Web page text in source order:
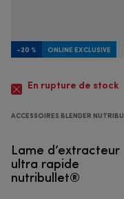
-20 % ONLINE EXCLUSIVE
En rupture de stock
ACCESSOIRES BLENDER
Lame d’extracteur
ultra rapide
nutribullet®